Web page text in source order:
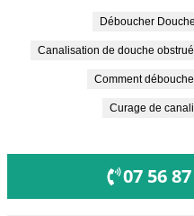
Déboucher
Canalisation de douche
Comment
Curage de
07 56